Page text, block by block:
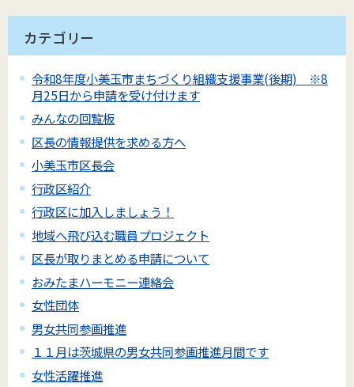
カテゴリー
令和8年度小美玉市まちづくり組織支援事業(後期) ※8
月25日から申請を受け付けます
みんなの回覧板
区長の情報提供を求める方へ
小美玉市区長会
行政区紹介
行政区に加入しましょう！
地域へ飛び込む職員プロジェクト
区長が取りまとめる申請について
おみたまハーモニー連絡会
女性団体
男女共同参画推進
１１月は茨城県の男女共同参画推進月間です
女性活躍推進